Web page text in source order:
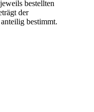
bestellten
der
bestimmt.